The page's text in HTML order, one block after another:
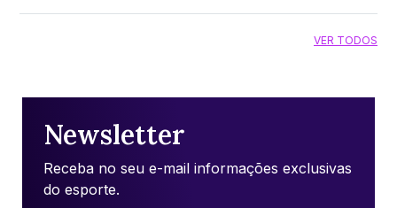
VER TODOS
Newsletter
Receba no seu e-mail informações exclusivas
do esporte.